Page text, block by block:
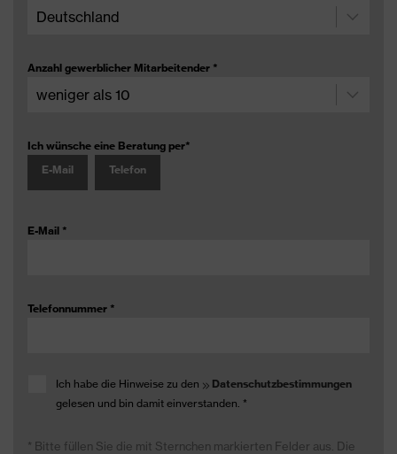
Anzahl gewerblicher Mitarbeitender *
Ich wünsche eine Beratung per*
E-Mail
Telefon
E-Mail *
Telefonnummer *
Ich habe die Hinweise zu den
Datenschutzbestimmungen
gelesen und bin damit einverstanden. *
* Bitte füllen Sie die mit Sternchen markierten Felder aus. Die